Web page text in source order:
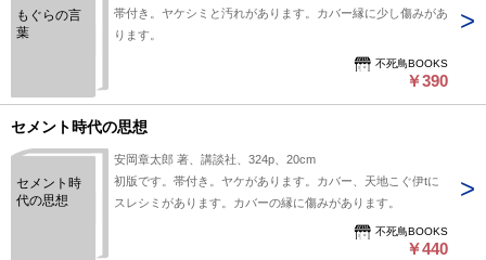
もぐらの言
葉
帯付き。ヤケシミと汚れがあります。カバー縁に少し傷みがあ
ります。
不死鳥BOOKS
￥390
セメント時代の思想
セメント時
代の思想
安岡章太郎 著、講談社、324p、20cm
初版です。帯付き。ヤケがあります。カバー、天地こぐ伊tに
スレシミがあります。カバーの縁に傷みがあります。
不死鳥BOOKS
￥440